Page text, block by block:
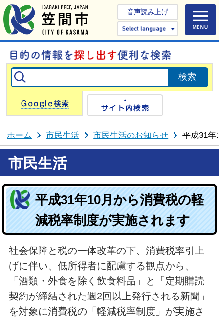
音声読み上げ
Select
Google検索
ホーム 市民生活 市民生活のお知らせ 平成31年
市民生活
平成31年10月から消費税の軽
減税率制度が実施されます
社会保障と税の一体改革の下、消費税率引上
げに伴い、低所得者に配慮する観点から、
「酒類・外食を除く飲食料品」と「定期購読
契約が締結された週2回以上発行される新聞」
を対象に消費税の「軽減税率制度」が実施さ